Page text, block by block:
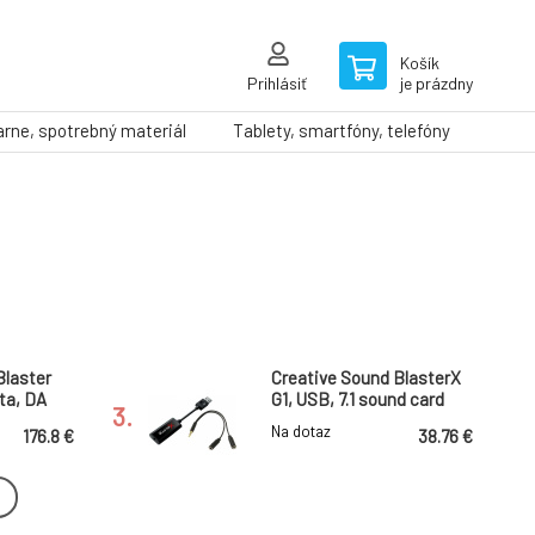
Prihlásiť
Košík
je prázdny
spotrebný materiál Tablety, smartfóny, telefóny
DA
pre
176.8 €
3.
Creative Sound BlasterX
G1, USB, 7.1 sound card
Na dotaz 38.76 €